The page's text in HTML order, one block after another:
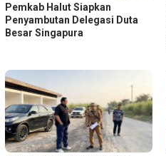
Pemkab Halut Siapkan
Penyambutan Delegasi Duta
Besar Singapura